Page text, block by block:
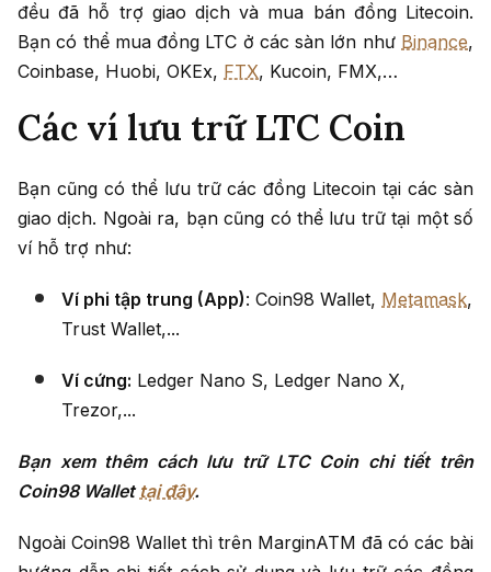
đều đã hỗ trợ giao dịch và mua bán đồng Litecoin.
Bạn có thể mua đồng LTC ở các sàn lớn như Binance,
Coinbase, Huobi, OKEx, FTX, Kucoin, FMX,…
Các ví lưu trữ LTC Coin
Bạn cũng có thể lưu trữ các đồng Litecoin tại các sàn
giao dịch. Ngoài ra, bạn cũng có thể lưu trữ tại một số
ví hỗ trợ như:
Ví phi tập trung (App): Coin98 Wallet, Metamask,
Trust Wallet,...
Ví cứng: Ledger Nano S, Ledger Nano X,
Trezor,...
Bạn xem thêm cách lưu trữ LTC Coin chi tiết trên
Coin98 Wallet tại đây.
Ngoài Coin98 Wallet thì trên MarginATM đã có các bài